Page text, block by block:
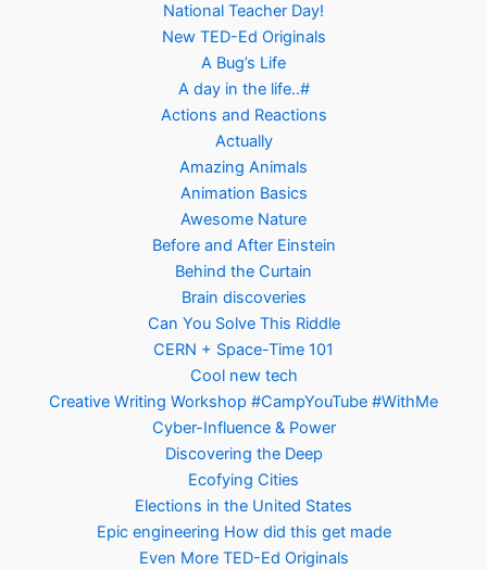
National Teacher Day!
New TED-Ed Originals
A Bug’s Life
A day in the life..#
Actions and Reactions
Actually
Amazing Animals
Animation Basics
Awesome Nature
Before and After Einstein
Behind the Curtain
Brain discoveries
Can You Solve This Riddle
CERN + Space-Time 101
Cool new tech
Creative Writing Workshop #CampYouTube #WithMe
Cyber-Influence & Power
Discovering the Deep
Ecofying Cities
Elections in the United States
Epic engineering How did this get made
Even More TED-Ed Originals